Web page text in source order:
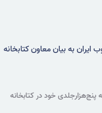
به بیان معاون کتابخانه
پنج‌هزارجلدی خود در کتابخانه